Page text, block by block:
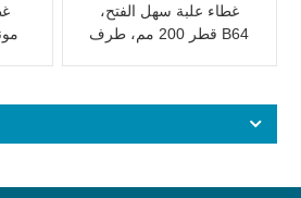
غطاء علبة سهل الفتح،
قطر 200 مم، طرف B64